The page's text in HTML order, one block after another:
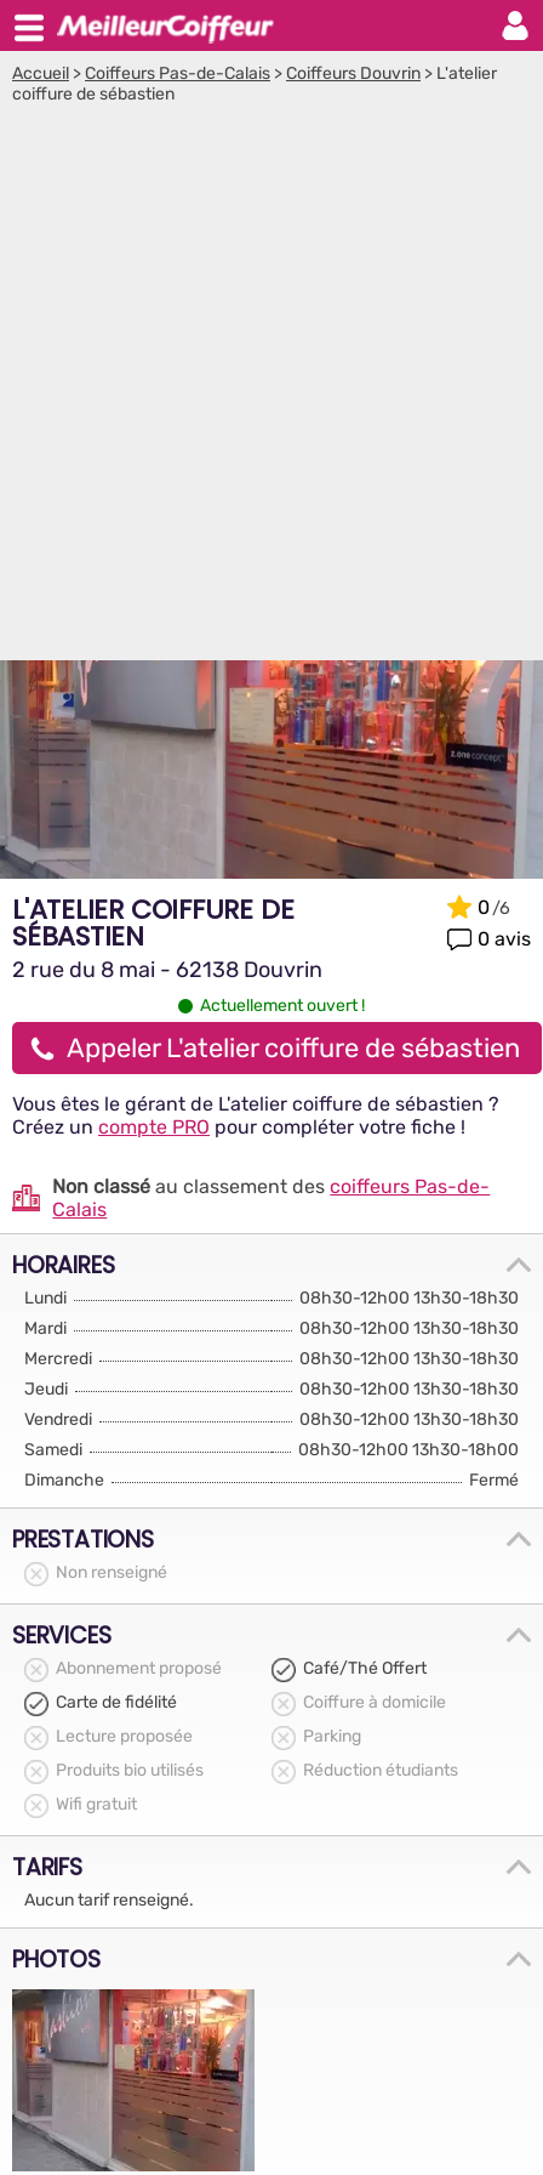
Accueil >Coiffeurs Pas-de-Calais >Coiffeurs Douvrin > L'atelier
coiffure de sébastien
L'ATELIER COIFFURE DE
SÉBASTIEN
2 rue du 8 mai - 62138 Douvrin
0
0 avis
Actuellement ouvert !
Appeler L'atelier coiffure de sébastien
Vous êtes le gérant de L'atelier coiffure de sébastien ?
Créez un compte PRO pour compléter votre fiche !
Non classé au classement descoiffeurs Pas-de-
Calais
HORAIRES
Lundi
08h30-12h00 13h30-18h30
Mardi
08h30-12h00 13h30-18h30
Mercredi
08h30-12h00 13h30-18h30
Jeudi
08h30-12h00 13h30-18h30
Vendredi
08h30-12h00 13h30-18h30
Samedi
08h30-12h00 13h30-18h00
Dimanche
Fermé
PRESTATIONS
Non renseigné
SERVICES
Abonnement proposé
Café/Thé Offert
Carte de fidélité
Coiffure à domicile
Lecture proposée
Parking
Produits bio utilisés
Réduction étudiants
Wifi gratuit
TARIFS
Aucun tarif renseigné.
PHOTOS